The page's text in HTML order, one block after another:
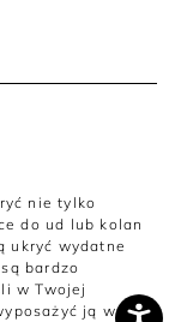
nie tylko
do ud lub kolan
ukryć wydatne
bardzo
w Twojej
ją w